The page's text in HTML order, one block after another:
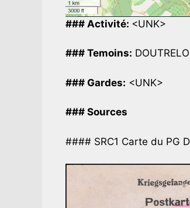
### Activité: <UNK>
### Temoins:
### Gardes: <UNK>
### Sources
#### SRC1 Carte du PG